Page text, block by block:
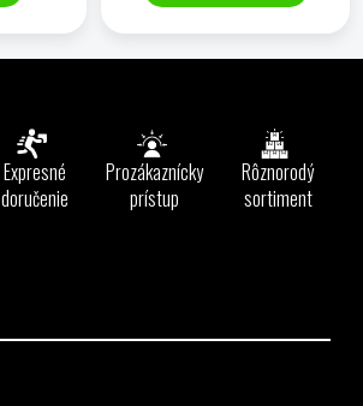
Expresné
doručenie
Prozákaznícky
prístup
Rôznorodý
sortiment